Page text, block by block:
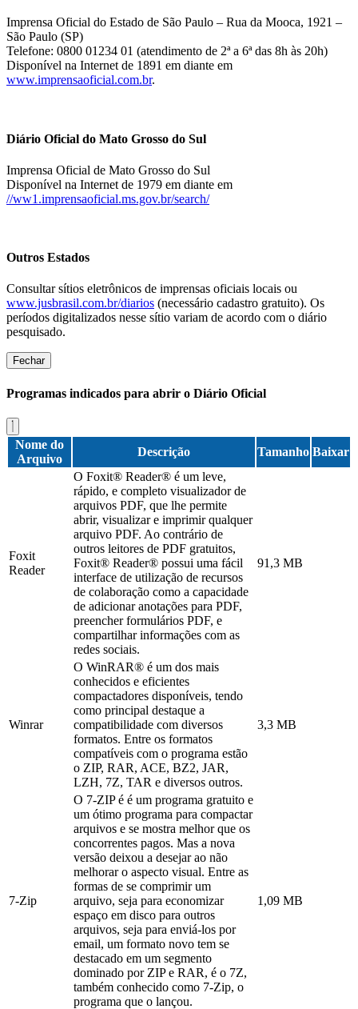
Imprensa Oficial do Estado de São Paulo – Rua da Mooca, 1921 –
São Paulo (SP)
Telefone: 0800 01234 01 (atendimento de 2ª a 6ª das 8h às 20h)
Disponível na Internet de 1891 em diante em
www.imprensaoficial.com.br.
Diário Oficial do Mato Grosso do Sul
Imprensa Oficial de Mato Grosso do Sul
Disponível na Internet de 1979 em diante em
//ww1.imprensaoficial.ms.gov.br/search/
Outros Estados
Consultar sítios eletrônicos de imprensas oficiais locais ou
www.jusbrasil.com.br/diarios (necessário cadastro gratuito). Os
períodos digitalizados nesse sítio variam de acordo com o diário
pesquisado.
Fechar
Programas indicados para abrir o Diário Oficial
Nome do
Arquivo
Descrição Tamanho Baixar
Foxit
Reader
O Foxit® Reader® é um leve,
rápido, e completo visualizador de
arquivos PDF, que lhe permite
abrir, visualizar e imprimir qualquer
arquivo PDF. Ao contrário de
outros leitores de PDF gratuitos,
Foxit® Reader® possui uma fácil
interface de utilização de recursos
de colaboração como a capacidade
de adicionar anotações para PDF,
preencher formulários PDF, e
compartilhar informações com as
redes sociais.
91,3 MB
Winrar
O WinRAR® é um dos mais
conhecidos e eficientes
compactadores disponíveis, tendo
como principal destaque a
compatibilidade com diversos
formatos. Entre os formatos
compatíveis com o programa estão
o ZIP, RAR, ACE, BZ2, JAR,
LZH, 7Z, TAR e diversos outros.
3,3 MB
7-Zip
O 7-ZIP é é um programa gratuito e
um ótimo programa para compactar
arquivos e se mostra melhor que os
concorrentes pagos. Mas a nova
versão deixou a desejar ao não
melhorar o aspecto visual. Entre as
formas de se comprimir um
arquivo, seja para economizar
espaço em disco para outros
arquivos, seja para enviá-los por
email, um formato novo tem se
destacado em um segmento
dominado por ZIP e RAR, é o 7Z,
também conhecido como 7-Zip, o
programa que o lançou.
1,09 MB